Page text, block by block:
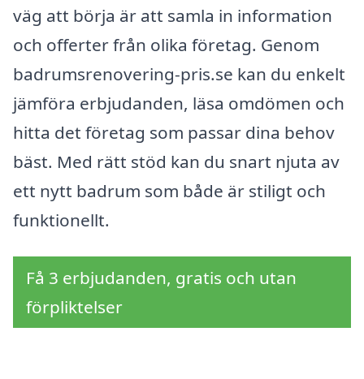
väg att börja är att samla in information
och offerter från olika företag. Genom
badrumsrenovering-pris.se kan du enkelt
jämföra erbjudanden, läsa omdömen och
hitta det företag som passar dina behov
bäst. Med rätt stöd kan du snart njuta av
ett nytt badrum som både är stiligt och
funktionellt.
Få 3 erbjudanden, gratis och utan
förpliktelser